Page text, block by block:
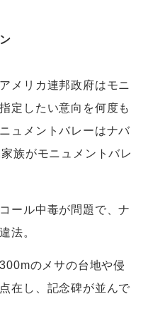
メリカ連邦政府はモニ
定したい意向を何度も
ュメントバレーはナバ
族がモニュメントバレ
ール中毒が問題で、ナ
法。
のメサの台地や侵
在し、記念碑が並んで